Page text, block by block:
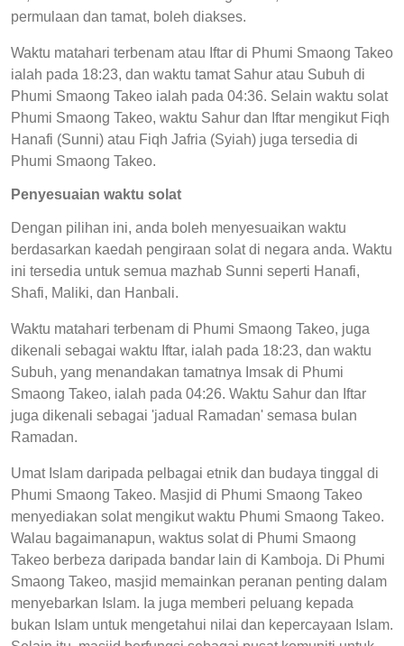
permulaan dan tamat, boleh diakses.
Waktu matahari terbenam atau Iftar di Phumi Smaong Takeo
ialah pada 18:23, dan waktu tamat Sahur atau Subuh di
Phumi Smaong Takeo ialah pada 04:36. Selain waktu solat
Phumi Smaong Takeo, waktu Sahur dan Iftar mengikut Fiqh
Hanafi (Sunni) atau Fiqh Jafria (Syiah) juga tersedia di
Phumi Smaong Takeo.
Penyesuaian waktu solat
Dengan pilihan ini, anda boleh menyesuaikan waktu
berdasarkan kaedah pengiraan solat di negara anda. Waktu
ini tersedia untuk semua mazhab Sunni seperti Hanafi,
Shafi, Maliki, dan Hanbali.
Waktu matahari terbenam di Phumi Smaong Takeo, juga
dikenali sebagai waktu Iftar, ialah pada 18:23, dan waktu
Subuh, yang menandakan tamatnya Imsak di Phumi
Smaong Takeo, ialah pada 04:26. Waktu Sahur dan Iftar
juga dikenali sebagai 'jadual Ramadan' semasa bulan
Ramadan.
Umat Islam daripada pelbagai etnik dan budaya tinggal di
Phumi Smaong Takeo. Masjid di Phumi Smaong Takeo
menyediakan solat mengikut waktu Phumi Smaong Takeo.
Walau bagaimanapun, waktus solat di Phumi Smaong
Takeo berbeza daripada bandar lain di Kamboja. Di Phumi
Smaong Takeo, masjid memainkan peranan penting dalam
menyebarkan Islam. Ia juga memberi peluang kepada
bukan Islam untuk mengetahui nilai dan kepercayaan Islam.